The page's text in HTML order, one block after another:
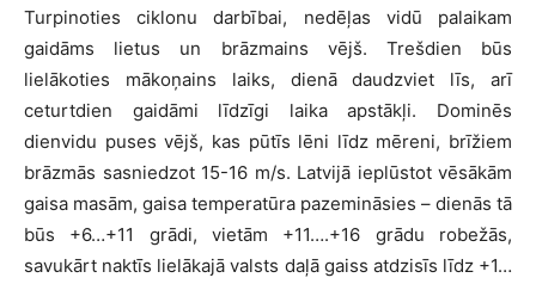
Turpinoties ciklonu darbībai, nedēļas vidū palaikam
gaidāms lietus un brāzmains vējš. Trešdien būs
lielākoties mākoņains laiks, dienā daudzviet līs, arī
ceturtdien gaidāmi līdzīgi laika apstākļi. Dominēs
dienvidu puses vējš, kas pūtīs lēni līdz mēreni, brīžiem
brāzmās sasniedzot 15-16 m/s. Latvijā ieplūstot vēsākām
gaisa masām, gaisa temperatūra pazemināsies – dienās tā
būs +6…+11 grādi, vietām +11….+16 grādu robežās,
savukārt naktīs lielākajā valsts daļā gaiss atdzisīs līdz +1…